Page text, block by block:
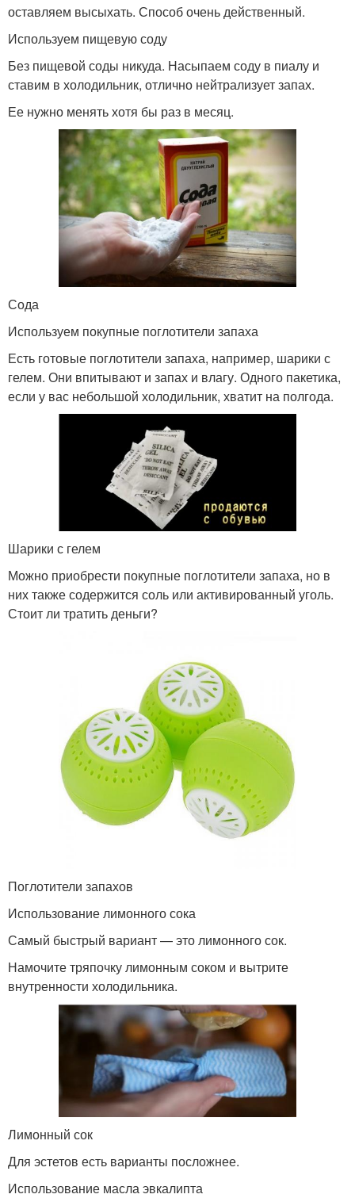
оставляем высыхать. Способ очень действенный.
Используем пищевую соду
Без пищевой соды никуда. Насыпаем соду в пиалу и
ставим в холодильник, отлично нейтрализует запах.
Ее нужно менять хотя бы раз в месяц.
Сода
Используем покупные поглотители запаха
Есть готовые поглотители запаха, например, шарики с
гелем. Они впитывают и запах и влагу. Одного пакетика,
если у вас небольшой холодильник, хватит на полгода.
Шарики с гелем
Можно приобрести покупные поглотители запаха, но в
них также содержится соль или активированный уголь.
Стоит ли тратить деньги?
Поглотители запахов
Использование лимонного сока
Самый быстрый вариант — это лимонного сок.
Намочите тряпочку лимонным соком и вытрите
внутренности холодильника.
Лимонный сок
Для эстетов есть варианты посложнее.
Использование масла эвкалипта